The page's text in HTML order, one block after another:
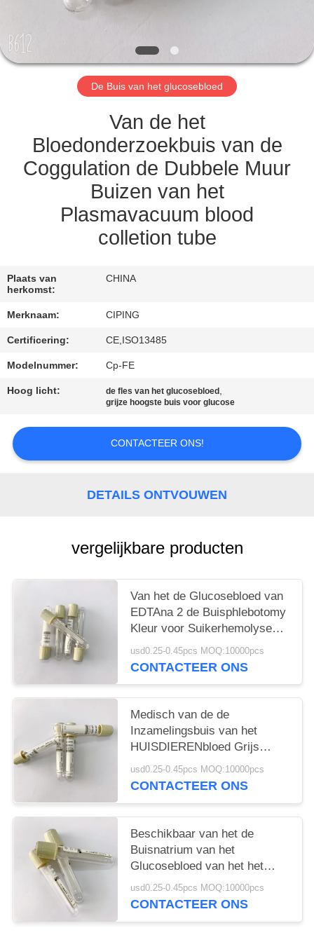
VERZOEK
CITAAT
SITEMAP
PRIVACY
De Buis van het glucosebloed
Van de het
Bloedonderzoekbuis van de
Coggulation de Dubbele Muur
Buizen van het
Plasmavacuum blood
colletion tube
Plaats van
herkomst:
CHINA
Merknaam: CIPING
Certificering: CE,ISO13485
Modelnummer: Cp-FE
Hoog licht: de fles van het glucosebloed ,
grijze hoogste buis voor glucose
CONTACTEER ONS!
DETAILS ONTVOUWEN
vergelijkbare producten
Van het de Glucosebloed van
EDTAna 2 de Buisphlebotomy
Kleur voor Suikerhemolyse
die wordt gecodeerd
usd0.25-0.45pcs MOQ:10000pcs
CONTACTEER ONS
Medisch van de de
Inzamelingsbuis van het
HUISDIERENbloed Grijs
Hoogste het Bloedflesje 1ML -
6ML
usd0.25-0.45pcs MOQ:10000pcs
CONTACTEER ONS
Beschikbaar van het de
Buisnatrium van het
Glucosebloed van het het
Fluoridekalium het
Oxalaatadditief
usd0.25-0.45pcs MOQ:10000pcs
CONTACTEER ONS